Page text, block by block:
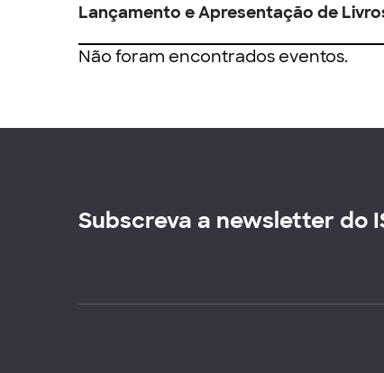
Lançamento e Apresentação de
Não foram encontrados eventos.
Subscreva a newsletter do